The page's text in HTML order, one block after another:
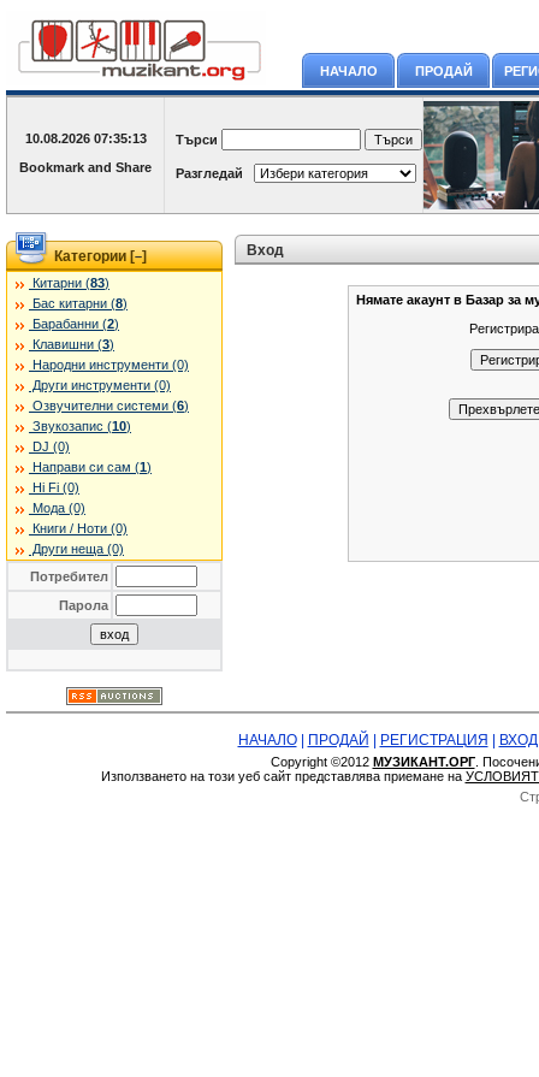
НАЧАЛО ПРОДАЙ
10.08.2026 07:35:13 Търси
Разгледай
Категории [–]
Китарни (83)
Бас китарни (8)
Барабанни (2)
Клавишни (3)
Народни инструменти (0)
Други инструменти (0)
Озвучителни системи (6)
Звукозапис (10)
DJ (0)
Направи си сам (1)
Hi Fi (0)
Мода (0)
Книги / Ноти (0)
Други неща (0)
Потребител
Парола
Вход
Нямате акаунт в Базар за
НАЧАЛО| ПРОДАЙ РЕГИСТРАЦИЯ ВХОД
Copyright ©2012 МУЗИКАНТ.ОРГ.
Използването на този уеб сайт представлява приемане на